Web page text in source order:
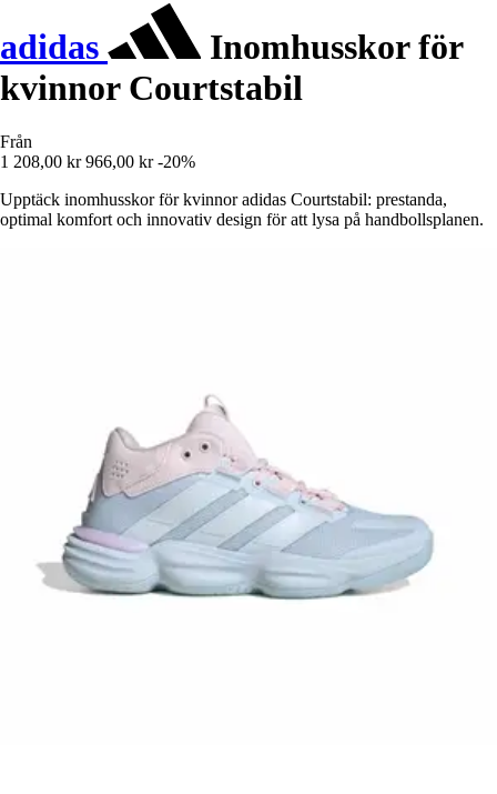
adidas
Inomhusskor för
kvinnor Courtstabil
Från
1 208,00 kr 966,00 kr -20%
Upptäck inomhusskor för kvinnor adidas Courtstabil: prestanda,
optimal komfort och innovativ design för att lysa på handbollsplanen.